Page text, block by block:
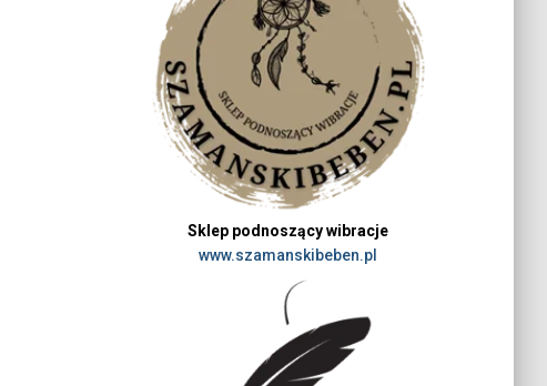
Sklep podnoszący wibracje
www.szamanskibeben.pl